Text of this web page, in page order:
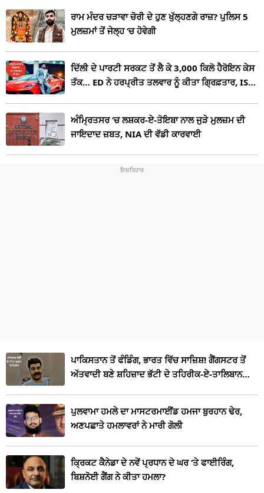
ਰਾਮ ਮੰਦਰ ਚੜਾਵਾ ਚੋਰੀ ਦੇ ਹੁਣ ਖੁੱਲ੍ਹਣਗੇ ਰਾਜ਼? ਪੁਲਿਸ 5
ਮੁਲਜ਼ਮਾਂ ਤੋਂ ਜੇਲ੍ਹ ‘ਚ ਹੋਵੇਗੀ
ਦਿੱਲੀ ਦੇ ਪਾਰਟੀ ਸਰਕਟ ਤੋਂ ਲੈ ਕੇ 3,000 ਕਿਲੋ ਹੈਰੋਇਨ ਕੇਸ
ਤੱਕ… ED ਨੇ ਹਰਪ੍ਰੀਤ ਤਲਵਾਰ ਨੂੰ ਕੀਤਾ ਗ੍ਰਿਫ਼ਤਾਰ, ISI
ਅੰਮ੍ਰਿਤਸਰ ‘ਚ ਲਸ਼ਕਰ-ਏ-ਤੋਇਬਾ ਨਾਲ ਜੁੜੇ ਮੁਲਜ਼ਮ ਦੀ
ਜਾਇਦਾਦ ਜ਼ਬਤ, NIA ਦੀ ਵੱਡੀ ਕਾਰਵਾਈ
ਪਾਕਿਸਤਾਨ ਤੋਂ ਫੰਡਿੰਗ, ਭਾਰਤ ਵਿੱਚ ਸਾਜ਼ਿਸ਼! ਗੈਂਗਸਟਰ ਤੋਂ
ਅੱਤਵਾਦੀ ਬਣੇ ਸ਼ਹਿਜ਼ਾਦ ਭੱਟੀ ਦੇ ਤਹਿਰੀਕ-ਏ-ਤਾਲਿਬਾਨ
ਪੁਲਵਾਮਾ ਹਮਲੇ ਦਾ ਮਾਸਟਰਮਾਈਂਡ ਹਮਜਾ ਬੁਰਹਾਨ ਢੇਰ,
ਅਣਪਛਾਤੇ ਹਮਲਾਵਰਾਂ ਨੇ ਮਾਰੀ ਗੋਲੀ
ਕ੍ਰਿਕਟ ਕੈਨੇਡਾ ਦੇ ਨਵੇਂ ਪ੍ਰਧਾਨ ਦੇ ਘਰ ‘ਤੇ ਫਾਈਰਿੰਗ,
ਬਿਸ਼ਨੋਈ ਗੈਂਗ ਨੇ ਕੀਤਾ ਹਮਲਾ?